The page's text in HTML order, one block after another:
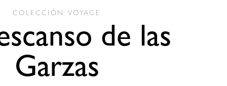
COLECCIÓN VOYAGE
de las
Garzas